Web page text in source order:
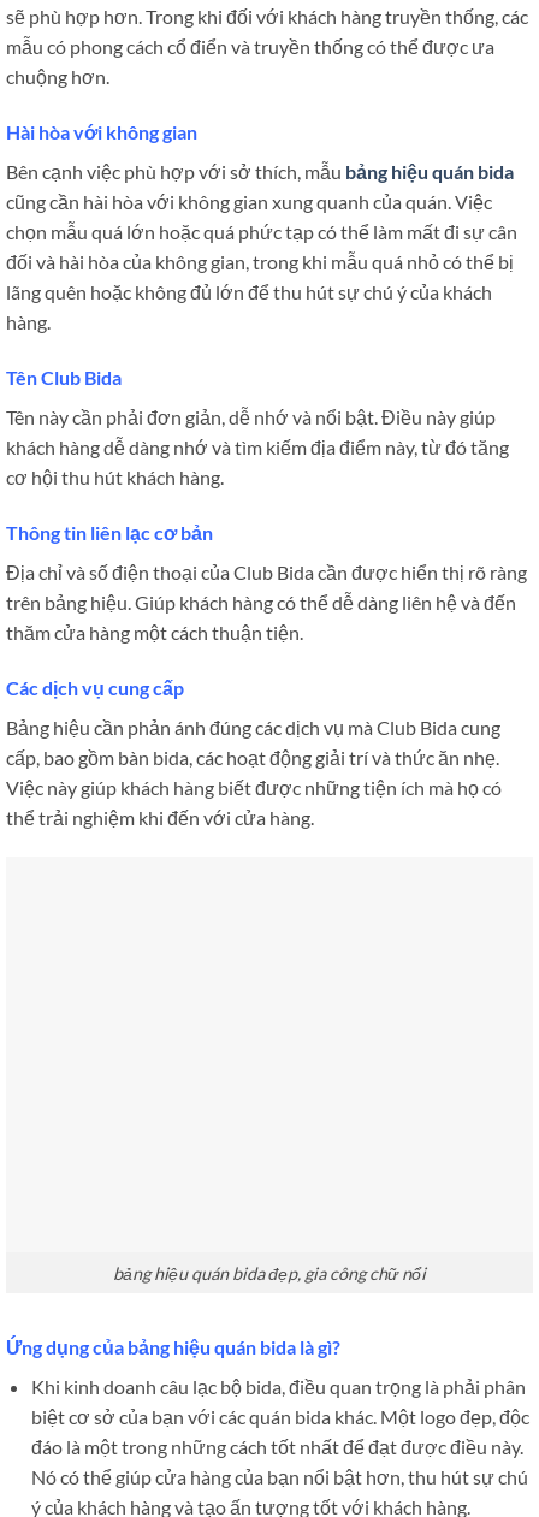
sẽ phù hợp hơn. Trong khi đối với khách hàng truyền thống, các
mẫu có phong cách cổ điển và truyền thống có thể được ưa
chuộng hơn.
Hài hòa với không gian
Bên cạnh việc phù hợp với sở thích, mẫu bảng hiệu quán bida
cũng cần hài hòa với không gian xung quanh của quán. Việc
chọn mẫu quá lớn hoặc quá phức tạp có thể làm mất đi sự cân
đối và hài hòa của không gian, trong khi mẫu quá nhỏ có thể bị
lãng quên hoặc không đủ lớn để thu hút sự chú ý của khách
hàng.
Tên Club Bida
Tên này cần phải đơn giản, dễ nhớ và nổi bật. Điều này giúp
khách hàng dễ dàng nhớ và tìm kiếm địa điểm này, từ đó tăng
cơ hội thu hút khách hàng.
Thông tin liên lạc cơ bản
Địa chỉ và số điện thoại của Club Bida cần được hiển thị rõ ràng
trên bảng hiệu. Giúp khách hàng có thể dễ dàng liên hệ và đến
thăm cửa hàng một cách thuận tiện.
Các dịch vụ cung cấp
Bảng hiệu cần phản ánh đúng các dịch vụ mà Club Bida cung
cấp, bao gồm bàn bida, các hoạt động giải trí và thức ăn nhẹ.
Việc này giúp khách hàng biết được những tiện ích mà họ có
thể trải nghiệm khi đến với cửa hàng.
bảng hiệu quán bida đẹp, gia công chữ nổi
Ứng dụng của bảng hiệu quán bida là gì?
Khi kinh doanh câu lạc bộ bida, điều quan trọng là phải phân
biệt cơ sở của bạn với các quán bida khác. Một logo đẹp, độc
đáo là một trong những cách tốt nhất để đạt được điều này.
Nó có thể giúp cửa hàng của bạn nổi bật hơn, thu hút sự chú
ý của khách hàng và tạo ấn tượng tốt với khách hàng.